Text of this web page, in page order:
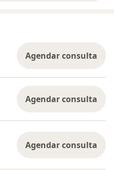
Agendar consulta
Agendar consulta
Agendar consulta